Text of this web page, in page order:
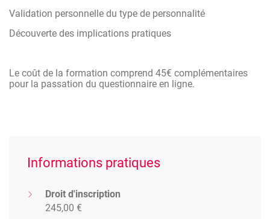
Validation personnelle du type de personnalité
Découverte des implications pratiques
Le coût de la formation comprend 45€ complémentaires
pour la passation du questionnaire en ligne.
Informations pratiques
Droit d'inscription
245,00 €